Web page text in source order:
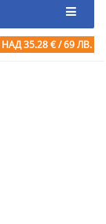
НАД 35.28 € / 69 ЛВ.